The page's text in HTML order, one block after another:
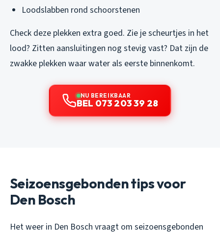
Loodslabben rond schoorstenen
Check deze plekken extra goed. Zie je scheurtjes in het
lood? Zitten aansluitingen nog stevig vast? Dat zijn de
zwakke plekken waar water als eerste binnenkomt.
NU BEREIKBAAR
BEL 073 203 39 28
Seizoensgebonden tips voor
Den Bosch
Het weer in Den Bosch vraagt om seizoensgebonden